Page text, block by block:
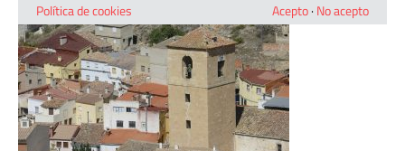
Política de cookies
Acepto· No acepto